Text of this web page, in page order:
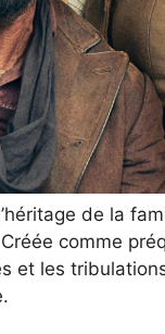
de la
comme
et les